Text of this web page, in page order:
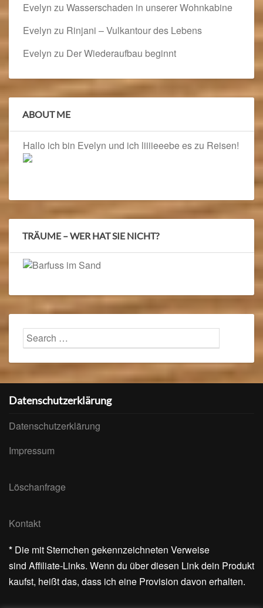
Evelyn zu Wasserschaden in unserer Wohnkabine
Evelyn zu Rinjani – Vulkantour des Lebens
Evelyn zu Der Wiederaufbau beginnt
ABOUT ME
Hallo ich bin Evelyn und ich liiiieeebe es zu Reisen!
TRÄUME – WER HAT SIE NICHT?
Search
for:
Datenschutzerklärung
Datenschutzerklärung
Impressum
Löschanfrage
Kontakt
* Die mit Sternchen gekennzeichneten Verweise
sind Affiliate-Links. Wenn du über diesen Link dein Produkt
kaufst, heißt das, dass ich eine Provision davon erhalten.